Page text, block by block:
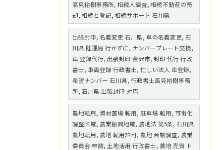
高見裕樹事務所, 相続人調査, 相続不動産の売
却, 相続と登記, 相続サポート 石川県
出張封印, 名義変更 石川県, 車の名義変更, 石
川県 陸運局 行かずに, ナンバープレート交換,
車 登録代行, 出張封印 金沢市, 封印 代行 行政
書士, 車両登録 行政書士, 忙しい法人 車登録,
希望ナンバー 石川県, 行政書士高見裕樹事務
所, 石川県 出張封印 対応
農地転用, 資材置場 転用, 駐車場 転用, 市街化
調整区域, 農業振興地域, 農地法 第5条, 石川県
農地転用, 農地 転用許可, 農地 台帳調査, 農業
委員会 申請, 土地活用 行政書士, 農地 売買 ト